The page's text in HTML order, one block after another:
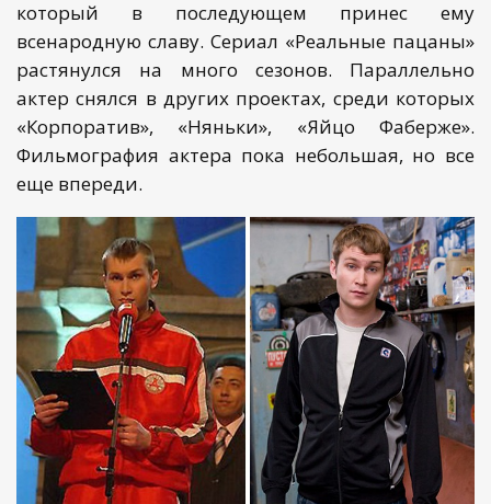
который в последующем принес ему
всенародную славу. Сериал «Реальные пацаны»
растянулся на много сезонов. Параллельно
актер снялся в других проектах, среди которых
«Корпоратив», «Няньки», «Яйцо Фаберже».
Фильмография актера пока небольшая, но все
еще впереди.